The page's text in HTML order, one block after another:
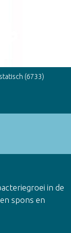
(6733)
in de
spons en